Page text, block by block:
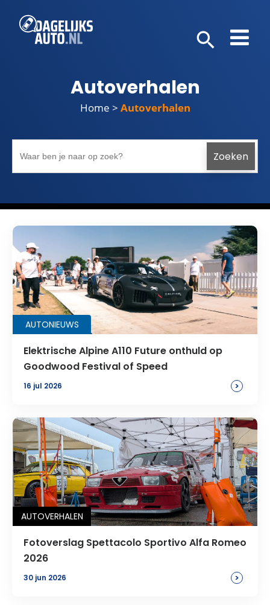
Autoverhalen
Home > Autoverhalen
AUTONIEUWS
Elektrische Alpine A110 Future onthuld op
Goodwood Festival of Speed
16 jul 2026 >
AUTOVERHALEN
Fotoverslag Spettacolo Sportivo Alfa Romeo
2026
30 jun 2026 >